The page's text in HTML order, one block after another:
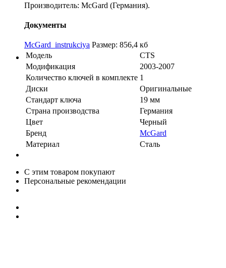
Производитель: McGard (Германия).
Документы
McGard_instrukciya Размер: 856,4 кб
Модель
CTS
Модификация
2003-2007
Количество ключей в комплекте 1
Диски
Оригинальные
Стандарт ключа
19 мм
Страна производства
Германия
Цвет
Черный
Бренд
McGard
Материал
Сталь
С этим товаром покупают
Персональные рекомендации